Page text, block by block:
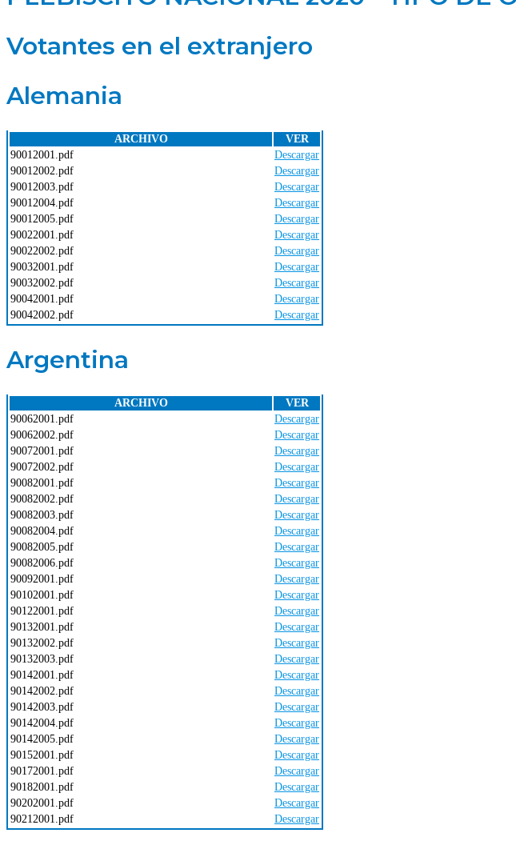
Votantes en el extranjero
Alemania
ARCHIVO
VER
90012001.pdf
Descargar
90012002.pdf
Descargar
90012003.pdf
Descargar
90012004.pdf
Descargar
90012005.pdf
Descargar
90022001.pdf
Descargar
90022002.pdf
Descargar
90032001.pdf
Descargar
90032002.pdf
Descargar
90042001.pdf
Descargar
90042002.pdf
Descargar
Argentina
ARCHIVO
VER
90062001.pdf
Descargar
90062002.pdf
Descargar
90072001.pdf
Descargar
90072002.pdf
Descargar
90082001.pdf
Descargar
90082002.pdf
Descargar
90082003.pdf
Descargar
90082004.pdf
Descargar
90082005.pdf
Descargar
90082006.pdf
Descargar
90092001.pdf
Descargar
90102001.pdf
Descargar
90122001.pdf
Descargar
90132001.pdf
Descargar
90132002.pdf
Descargar
90132003.pdf
Descargar
90142001.pdf
Descargar
90142002.pdf
Descargar
90142003.pdf
Descargar
90142004.pdf
Descargar
90142005.pdf
Descargar
90152001.pdf
Descargar
90172001.pdf
Descargar
90182001.pdf
Descargar
90202001.pdf
Descargar
90212001.pdf
Descargar